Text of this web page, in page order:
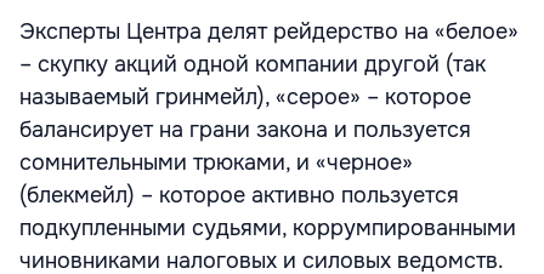
Эксперты Центра делят рейдерство на «белое»
– скупку акций одной компании другой (так
называемый гринмейл), «серое» – которое
балансирует на грани закона и пользуется
сомнительными трюками, и «черное»
(блекмейл) – которое активно пользуется
подкупленными судьями, коррумпированными
чиновниками налоговых и силовых ведомств.